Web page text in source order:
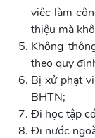
việc làm
thiệu mà
Không
theo quy
Bị xử phạt
BHTN;
Đi học tập
Đi nước